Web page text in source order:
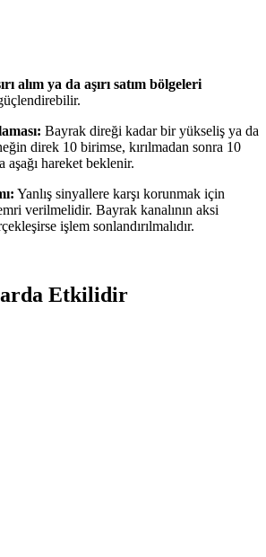
alım ya da aşırı satım bölgeleri
Bayrak direği kadar bir yükseliş ya da
direk 10 birimse, kırılmadan sonra 10
aşağı hareket beklenir.
Yanlış sinyallere karşı korunmak için
verilmelidir. Bayrak kanalının aksi
işlem sonlandırılmalıdır.
Etkilidir